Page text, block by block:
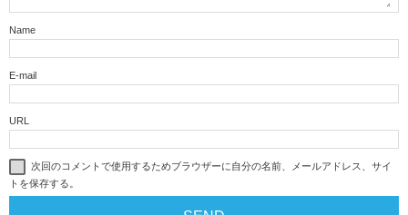
Name
E-mail
URL
次回のコメントで使用するためブラウザーに自分の名前、メールアドレス、サイ
トを保存する。